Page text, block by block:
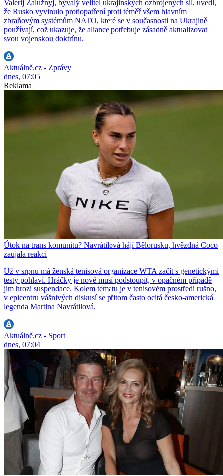
Valerij Zalužnyj, bývalý velitel ukrajinských ozbrojených sil, uvedl,
že Rusko vyvinulo protiopatření proti téměř všem hlavním
zbraňovým systémům NATO, které se v současnosti na Ukrajině
používají, což ukazuje, že aliance potřebuje zásadně aktualizovat
svou vojenskou doktrínu.
Aktuálně.cz - Zprávy
dnes, 07:05
Reklama
Útok na trans komunitu? Navrátilová hájí Bělorusku, hvězdná Coco
zaujala reakcí
Už v srpnu má ženská tenisová organizace WTA začít s genetickými
testy pohlaví. Hráčky je nově musí podstoupit, v opačném případě
jim hrozí suspendace. Kolem tématu je v tenisovém prostředí rušno,
v epicentru vášnivých diskusí se přitom často ocitá česko-americká
legenda Martina Navrátilová.
Aktuálně.cz - Sport
dnes, 07:04